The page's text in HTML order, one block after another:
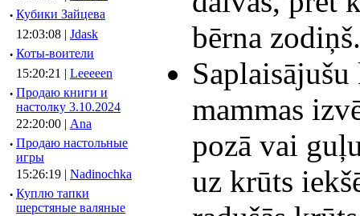
· Кубики Зайцева
12:03:08 | Jdask
· Коты-воители
15:20:21 | Leeeeen
· Продаю книги и
настолку 3.10.2024
22:20:00 | Ana
· Продаю настольные
игры
15:26:19 | Nadinochka
· Куплю тапки
шерстяные валяные
bērna zodiņš.
mammas
pozā vai
uz krūts